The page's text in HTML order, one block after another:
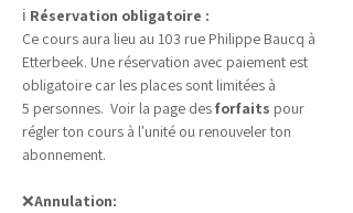
ℹ️ Réservation obligatoire :
Ce cours aura lieu au 103 rue Philippe Baucq à
Etterbeek. Une réservation avec paiement est
obligatoire car les places sont limitées à
5 personnes.  Voir la page des forfaits pour
régler ton cours à l'unité ou renouveler ton
abonnement.
❌Annulation: